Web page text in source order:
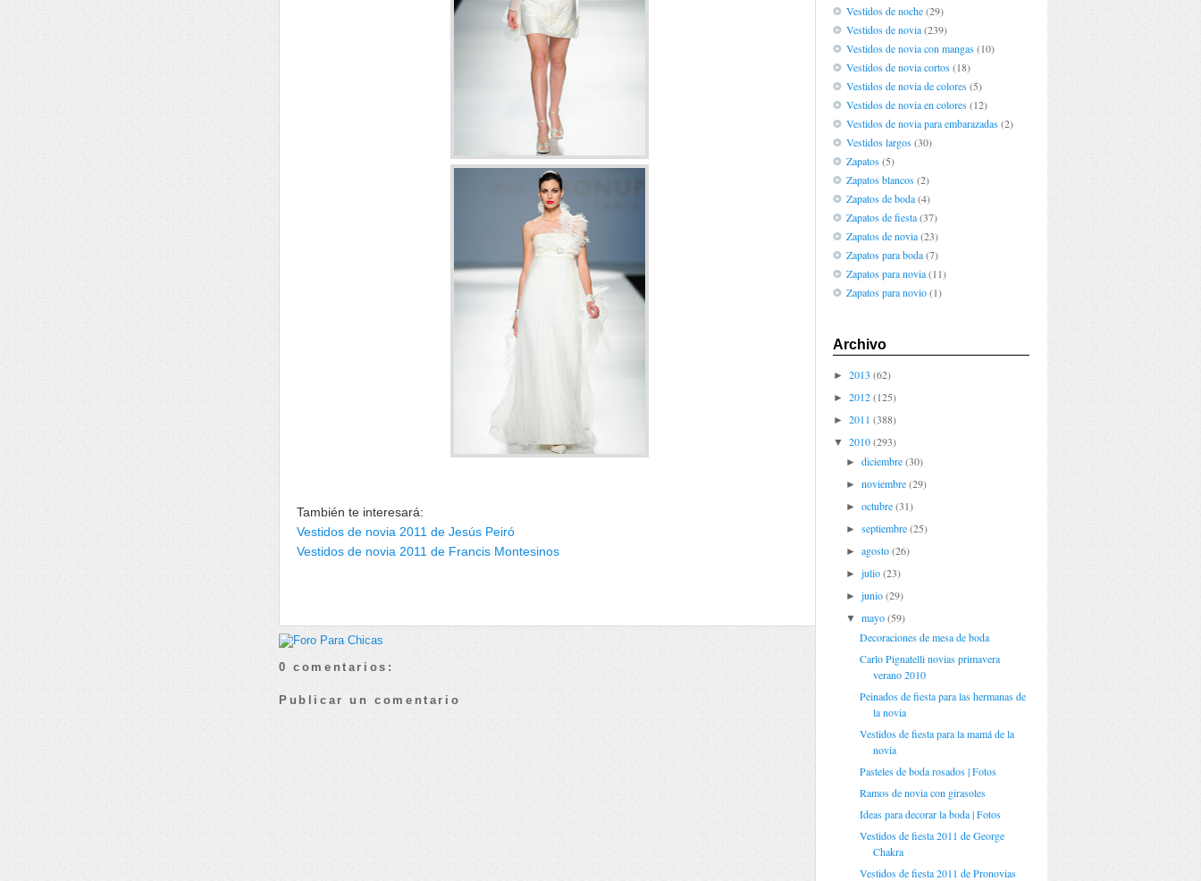
También te interesará:
Vestidos de novia 2011 de Jesús Peiró
Vestidos de novia 2011 de Francis Montesinos
0 comentarios:
Publicar un comentario
Vestidos de noche(29)
Vestidos de novia(239)
Vestidos de novia con mangas(10)
Vestidos de novia cortos(18)
Vestidos de novia de colores(5)
Vestidos de novia en colores(12)
Vestidos de novia para embarazadas(2)
Vestidos largos(30)
Zapatos(5)
Zapatos blancos(2)
Zapatos de boda(4)
Zapatos de fiesta(37)
Zapatos de novia(23)
Zapatos para boda(7)
Zapatos para novia(11)
Zapatos para novio(1)
Archivo
► 2013 (62)
► 2012(125)
► 2011 (388)
▼ 2010(293)
►diciembre (30)
►noviembre (29)
►octubre (31)
►septiembre (25)
►agosto (26)
►julio (23)
►junio (29)
▼mayo (59)
Decoraciones de mesa de boda
Carlo Pignatelli novias primavera
verano 2010
Peinados de fiesta para las hermanas de
la novia
Vestidos de fiesta para la mamá de la
novia
Pasteles de boda rosados | Fotos
Ramos de novia con girasoles
Ideas para decorar la boda | Fotos
Vestidos de fiesta 2011 de George
Chakra
Vestidos de fiesta 2011 de Pronovias